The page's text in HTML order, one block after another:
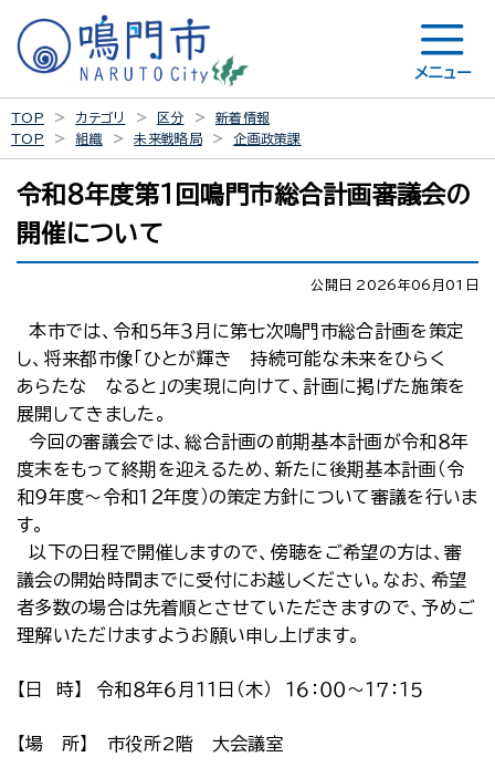
メニュー
TOP カテゴリ 区分
新着情報
TOP
組織 未来戦略局 企画政策課
令和８年度第１回鳴門市総合計画審議会の
開催について
公開日 2026年06月01日
本市では、令和５年３月に第七次鳴門市総合計画を策定
し、将来都市像「ひとが輝き 持続可能な未来をひらく
あらたな なると」の実現に向けて、計画に掲げた施策を
展開してきました。
今回の審議会では、総合計画の前期基本計画が令和８年
度末をもって終期を迎えるため、新たに後期基本計画（令
和９年度～令和１２年度）の策定方針について審議を行いま
す。
以下の日程で開催しますので、傍聴をご希望の方は、審
議会の開始時間までに受付にお越しください。なお、希望
者多数の場合は先着順とさせていただきますので、予めご
理解いただけますようお願い申し上げます。
【日 時】 令和８年６月１１日（木） １６：００～１７：１５
【場 所】 市役所2階 大会議室